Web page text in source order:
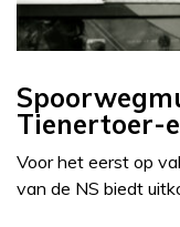
Tienertoer-
Voor het eerst op
van de NS biedt